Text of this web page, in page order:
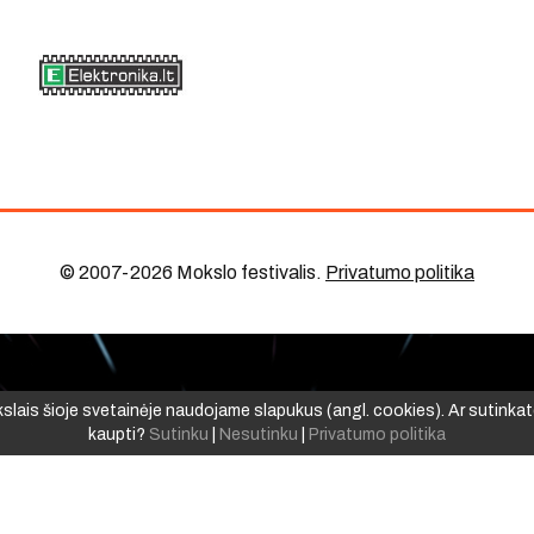
© 2007-2026 Mokslo festivalis. Privatumo politika
šioje svetainėje naudojame slapukus (angl. cookies). Ar
kaupti? Sutinku Nesutinku Privatumo politika